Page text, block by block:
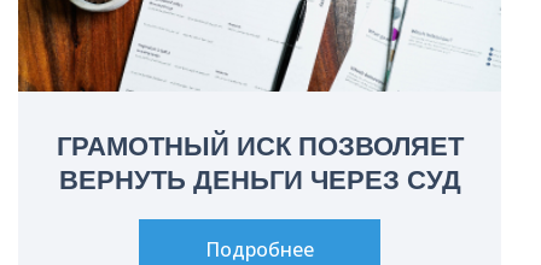
ГРАМОТНЫЙ ИСК ПОЗВОЛЯЕТ
ВЕРНУТЬ ДЕНЬГИ ЧЕРЕЗ СУД
Подробнее